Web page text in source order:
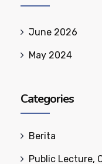
June 2026
May 2024
Categories
Berita
Public Lecture,